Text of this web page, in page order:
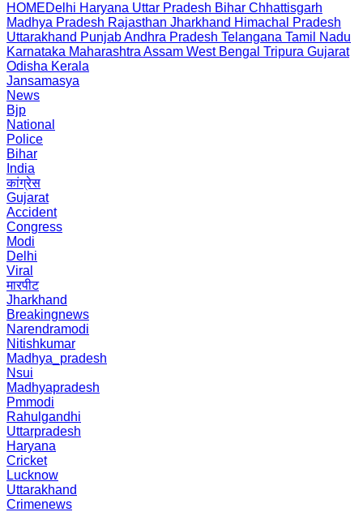
HOMEDelhi Haryana Uttar Pradesh Bihar Chhattisgarh
Madhya Pradesh Rajasthan Jharkhand Himachal Pradesh
Uttarakhand PunjabAndhra Pradesh Telangana Tamil Nadu
Karnataka Maharashtra Assam West Bengal Tripura Gujarat
Odisha Kerala
Jansamasya
News
Bjp
National
Police
Bihar
India
कांग्रेस
Gujarat
Accident
Congress
Modi
Delhi
Viral
मारपीट
Jharkhand
Breakingnews
Narendramodi
Nitishkumar
Madhya_pradesh
Nsui
Madhyapradesh
Pmmodi
Rahulgandhi
Uttarpradesh
Haryana
Cricket
Lucknow
Uttarakhand
Crimenews